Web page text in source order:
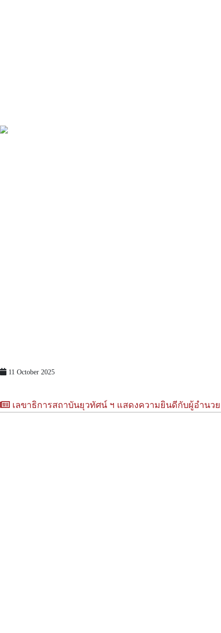
11 October 2025
เลขาธิการสถาบันยุวทัศน์ ฯ แสดงความยินดีกับผู้อำนว